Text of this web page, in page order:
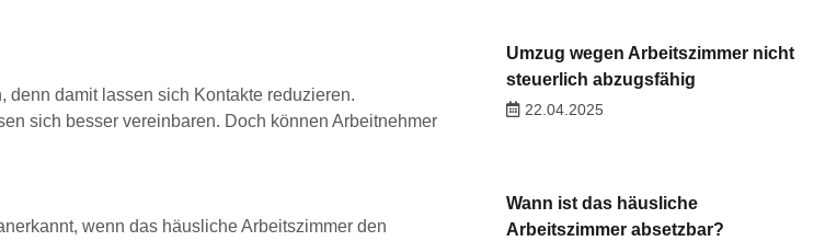
denn damit lassen sich Kontakte reduzieren.
sich besser vereinbaren. Doch können Arbeitnehmer
wenn das häusliche Arbeitszimmer den
Umzug wegen Arbeitszimmer nicht
steuerlich abzugsfähig
22.04.2025
Wann ist das häusliche
Arbeitszimmer absetzbar?